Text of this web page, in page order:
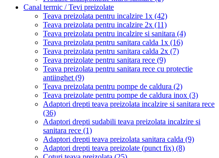
Canal termic / Tevi preizolate
Teava preizolata pentru incalzire 1x (42)
Teava preizolata pentru incalzire 2x (11)
Teava preizolata pentru incalzire si sanitara (4)
Teava preizolata pentru sanitara calda 1x (16)
Teava preizolata pentru sanitara calda 2x (7)
Teava preizolate pentru sanitara rece (9)
Teava preizolata pentru sanitara rece cu protectie
antiinghet (9)
Teava preizolata pentru pompe de caldura (2)
Teava preizolate pentru pompe de caldura inox (3)
Adaptori drepti teava preizolata incalzire si sanitara rece
(36)
Adaptori drepti sudabili teava preizolata incalzire si
sanitara rece (1)
Adaptori drepti teava preizolata sanitara calda (9)
Adaptori drepti teava preizolate (punct fix) (8)